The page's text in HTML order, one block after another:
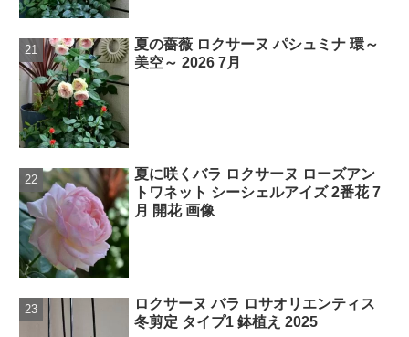
夏の薔薇 ロクサーヌ パシュミナ 環～
美空～ 2026 7月
夏に咲くバラ ロクサーヌ ローズアン
トワネット シーシェルアイズ 2番花 7
月 開花 画像
ロクサーヌ バラ ロサオリエンティス
冬剪定 タイプ1 鉢植え 2025